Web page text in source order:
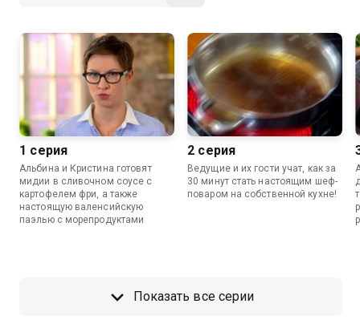
1 серия
Альбина и Кристина готовят
мидии в сливочном соусе с
картофелем фри, а также
настоящую валенсийскую
паэлью с морепродуктами
2 серия
Ведущие и их гости учат, как за
30 минут стать настоящим шеф-
поваром на собственной кухне!
Показать все серии